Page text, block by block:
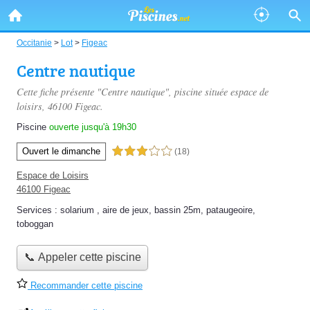
Occitanie > Lot> Figeac
Centre nautique
Cette fiche présente "Centre nautique", piscine située espace de
loisirs, 46100 Figeac.
Piscine ouverte jusqu'à 19h30
Ouvert le dimanche 3,0 étoiles sur 5 (18)
Espace de Loisirs
46100 Figeac
Services : solarium , aire de jeux, bassin 25m, pataugeoire,
toboggan
📞 Appeler cette piscine
Recommander cette piscine